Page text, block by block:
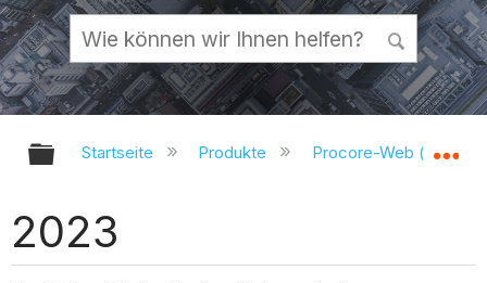
Globale Hierarchie auf- und
Startseite Produkte Procore-Web
2023